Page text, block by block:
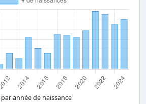
par année de naissance